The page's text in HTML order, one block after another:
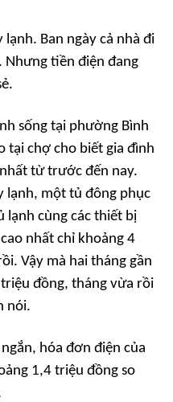
lạnh. Ban ngày cả nhà đi
Nhưng tiền điện đang
sống tại phường Bình
tại chợ cho biết gia đình
từ trước đến nay.
lạnh, một tủ đông phục
lạnh cùng các thiết bị
nhất chỉ khoảng 4
Vậy mà hai tháng gần
đồng, tháng vừa rồi
nói.
hóa đơn điện của
1,4 triệu đồng so